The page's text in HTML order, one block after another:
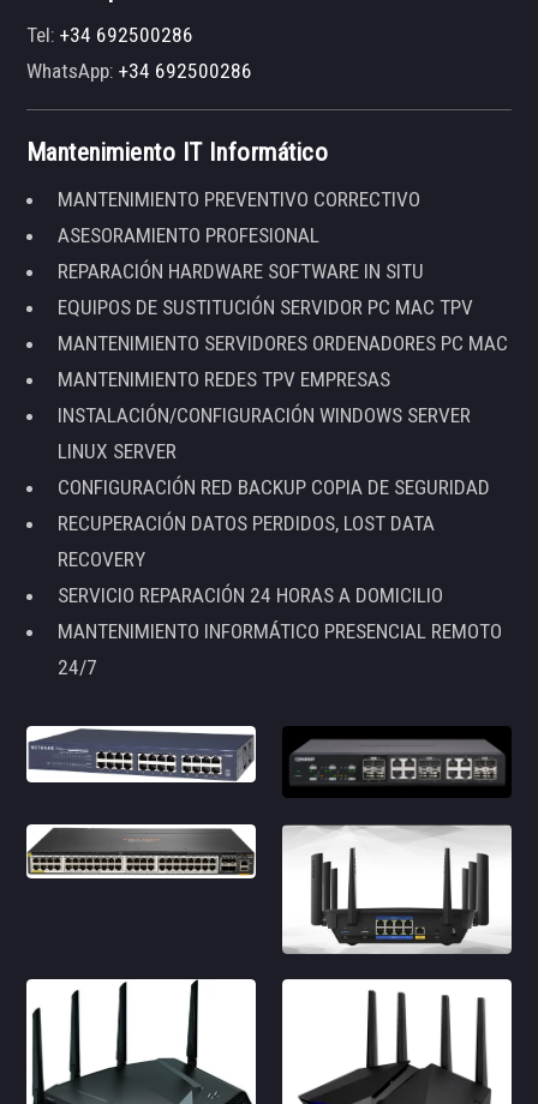
Tel:+34 692500286
WhatsApp:+34 692500286
Mantenimiento IT Informático
MANTENIMIENTO PREVENTIVO CORRECTIVO
ASESORAMIENTO PROFESIONAL
REPARACIÓN HARDWARE SOFTWARE IN SITU
EQUIPOS DE SUSTITUCIÓN SERVIDOR PC MAC TPV
MANTENIMIENTO SERVIDORES ORDENADORES PC MAC
MANTENIMIENTO REDES TPV EMPRESAS
INSTALACIÓN/CONFIGURACIÓN WINDOWS SERVER
LINUX SERVER
CONFIGURACIÓN RED BACKUP COPIA DE SEGURIDAD
RECUPERACIÓN DATOS PERDIDOS, LOST DATA
RECOVERY
SERVICIO REPARACIÓN 24 HORAS A DOMICILIO
MANTENIMIENTO INFORMÁTICO PRESENCIAL REMOTO
24/7